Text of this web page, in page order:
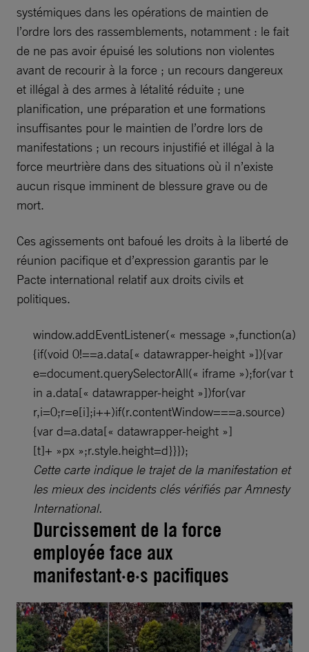
systémiques dans les opérations de maintien de
l’ordre lors des rassemblements, notamment : le fait
de ne pas avoir épuisé les solutions non violentes
avant de recourir à la force ; un recours dangereux
et illégal à des armes à létalité réduite ; une
planification, une préparation et une formations
insuffisantes pour le maintien de l’ordre lors de
manifestations ; un recours injustifié et illégal à la
force meurtrière dans des situations où il n’existe
aucun risque imminent de blessure grave ou de
mort.
Ces agissements ont bafoué les droits à la liberté de
réunion pacifique et d’expression garantis par le
Pacte international relatif aux droits civils et
politiques.
window.addEventListener(« message »,function(a)
{if(void 0!==a.data[« datawrapper-height »]){var
e=document.querySelectorAll(« iframe »);for(var t
in a.data[« datawrapper-height »])for(var
r,i=0;r=e[i];i++)if(r.contentWindow===a.source)
{var d=a.data[« datawrapper-height »]
[t]+ »px »;r.style.height=d}}});
Cette carte indique le trajet de la manifestation et
les mieux des incidents clés vérifiés par Amnesty
International.
Durcissement de la force
employée face aux
manifestant·e·s pacifiques